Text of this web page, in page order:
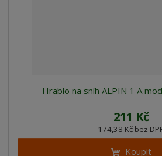
Hrablo na sníh ALPIN 1 A
211 Kč
174,38 Kč bez
Koupit